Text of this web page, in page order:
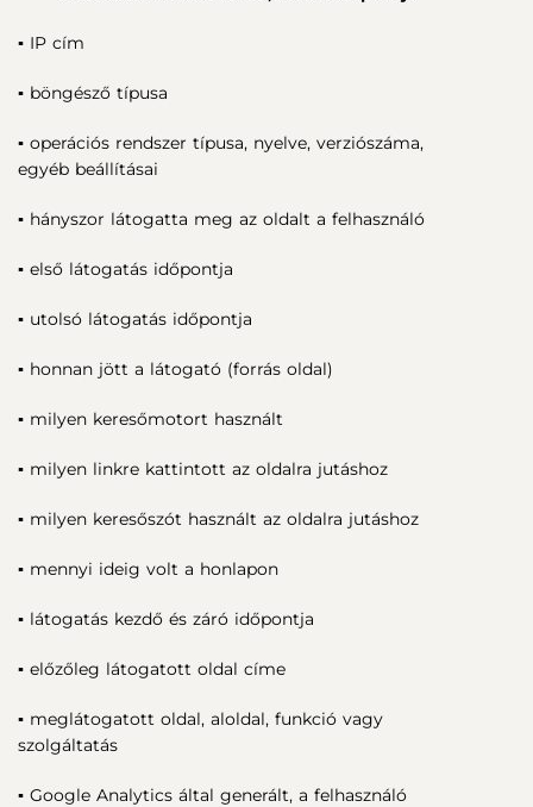
▪ IP cím
▪ böngésző típusa
▪ operációs rendszer típusa, nyelve, verziószáma,
egyéb beállításai
▪ hányszor látogatta meg az oldalt a felhasználó
▪ első látogatás időpontja
▪ utolsó látogatás időpontja
▪ honnan jött a látogató (forrás oldal)
▪ milyen keresőmotort használt
▪ milyen linkre kattintott az oldalra jutáshoz
▪ milyen keresőszót használt az oldalra jutáshoz
▪ mennyi ideig volt a honlapon
▪ látogatás kezdő és záró időpontja
▪ előzőleg látogatott oldal címe
▪ meglátogatott oldal, aloldal, funkció vagy
szolgáltatás
▪ Google Analytics által generált, a felhasználó